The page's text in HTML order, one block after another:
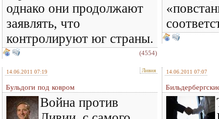
однако они продолжают
заявлять, что
контролируют юг страны.
(4554)
14.06.2011 07:19 Ливия
Бульдоги под ковром
Война против
14.06.2011 07:07